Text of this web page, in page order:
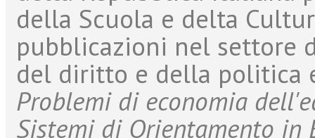
della Scuola e delta
pubblicazioni nel settore
del diritto e della politica
Problemi di economia
Sistemi di Orientamento in